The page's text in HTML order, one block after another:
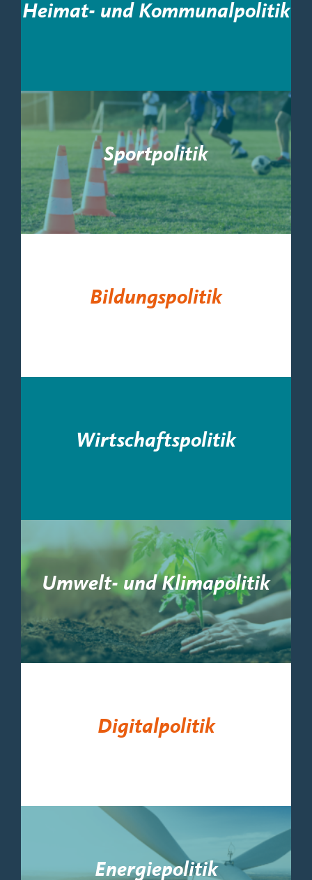
Heimat- und Kommunalpolitik
Sportpolitik
Bildungspolitik
Digitalpolitik
Wirtschaftspolitik
Umwelt- und Klimapolitik
Energiepolitik